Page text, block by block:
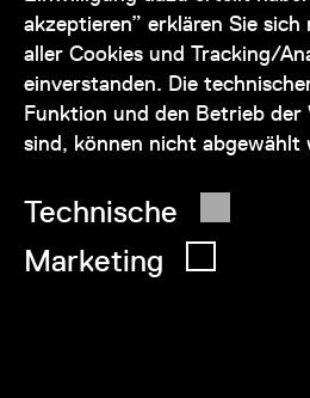
akzeptieren” erklären Sie
aller Cookies und Tracking/
einverstanden. Die
Funktion und den Betrieb der
sind, können nicht abgewählt
Technische
Marketing
service@wienmuseum.at
© 2026 Wien